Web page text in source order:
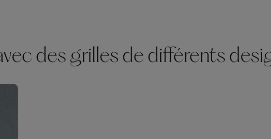
des grilles de différents